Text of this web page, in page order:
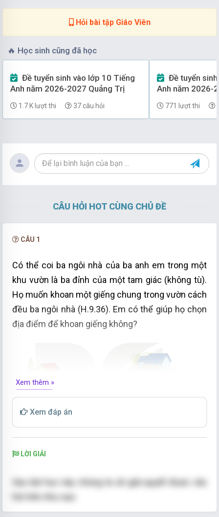
112 lượt tải
Đề thi Học kì 1 Tiếng Anh 7 năm 2024-2025 Sở Kiên
Giang
101 lượt tải 01/08/2026
Hỏi bài tập Giáo Viên
🔥 Học sinh cũng đã học
Anh năm 2026-2027 Quảng Trị
1.7 K lượt thi 37 câu hỏi
Anh năm 2026-
771 lượt thi
CÂU HỎI HOT CÙNG CHỦ ĐỀ
CÂU 1
Có thể coi ba ngôi nhà của ba anh em trong một
khu vườn là ba đỉnh của một tam giác (không tù).
Họ muốn khoan một giếng chung trong vườn cách
đều ba ngôi nhà (H.9.36). Em có thể giúp họ chọn
địa điểm để khoan giếng không?
Xem thêm »
Xem đáp án
LỜI GIẢI
Sau bài học này chúng ta sẽ giải quyết được câu
hỏi trên như sau: